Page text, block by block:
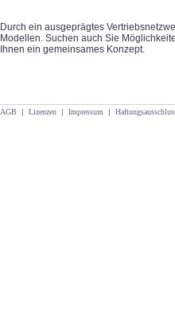
Durch ein ausgeprägtes
Modellen. Suchen auch Sie
Ihnen ein gemeinsames Konzept.
AGB | Lizenzen | Impressum |